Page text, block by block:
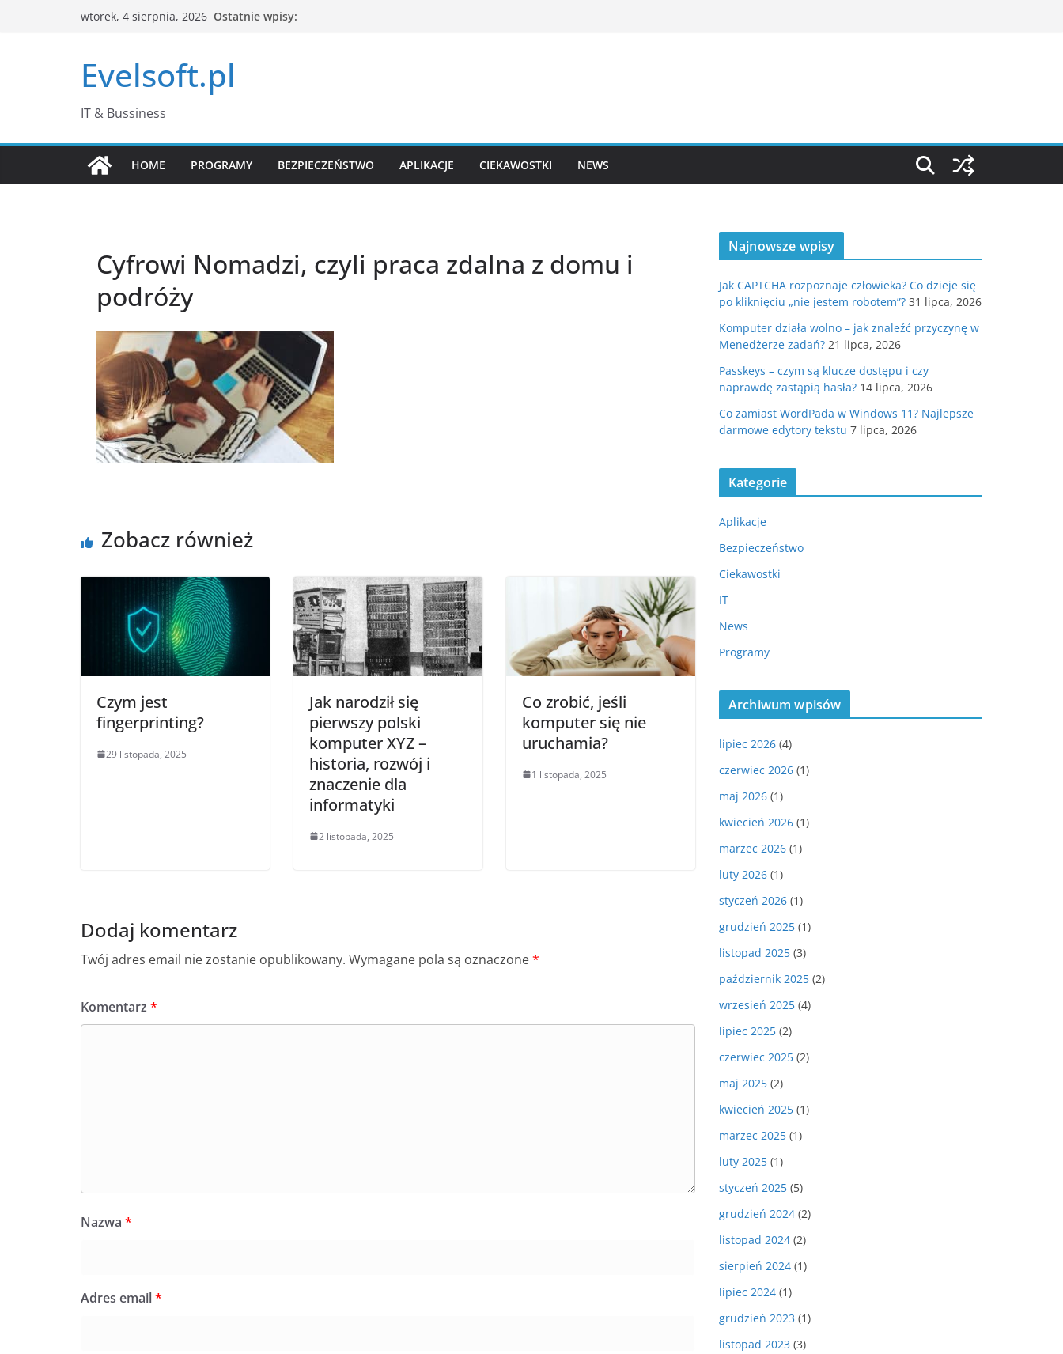
wtorek, 4 sierpnia, 2026 Ostatnie wpisy:
Evelsoft.pl
IT & Bussiness
HOME PROGRAMY BEZPIECZEŃSTWO APLIKACJE CIEKAWOSTKI NEWS
Cyfrowi Nomadzi, czyli praca zdalna z domu i
podróży
Zobacz również
Czym jest
fingerprinting?
29 listopada, 2025
Jak narodził się
pierwszy polski
komputer XYZ –
historia, rozwój i
znaczenie dla
informatyki
2 listopada, 2025
Co zrobić, jeśli
komputer się nie
uruchamia?
1 listopada, 2025
Dodaj komentarz
Twój adres email nie zostanie opublikowany. Wymagane pola są oznaczone*
Komentarz *
Nazwa *
Adres email*
Najnowsze wpisy
Jak CAPTCHA rozpoznaje człowieka? Co dzieje się
po kliknięciu „nie jestem robotem”? 31 lipca, 2026
Komputer działa wolno – jak znaleźć przyczynę w
Menedżerze zadań? 21 lipca, 2026
Passkeys – czym są klucze dostępu i czy
naprawdę zastąpią hasła? 14 lipca, 2026
Co zamiast WordPada w Windows 11? Najlepsze
darmowe edytory tekstu 7 lipca, 2026
Kategorie
Aplikacje
Bezpieczeństwo
Ciekawostki
IT
News
Programy
Archiwum wpisów
lipiec 2026 (4)
czerwiec 2026 (1)
maj 2026 (1)
kwiecień 2026 (1)
marzec 2026 (1)
luty 2026 (1)
styczeń 2026 (1)
grudzień 2025 (1)
listopad 2025 (3)
październik 2025 (2)
wrzesień 2025 (4)
lipiec 2025 (2)
czerwiec 2025 (2)
maj 2025 (2)
kwiecień 2025 (1)
marzec 2025 (1)
luty 2025 (1)
styczeń 2025 (5)
grudzień 2024 (2)
listopad 2024 (2)
sierpień 2024 (1)
lipiec 2024 (1)
grudzień 2023 (1)
listopad 2023 (3)